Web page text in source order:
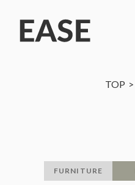
TOP
FURNITURE